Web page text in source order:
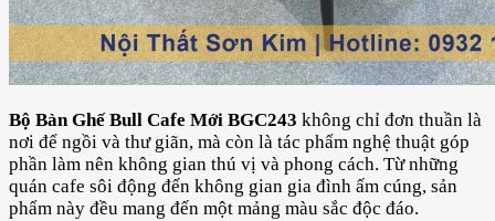
Bộ Bàn Ghế Bull Cafe Mới BGC243 không chỉ đơn thuần là
nơi để ngồi và thư giãn, mà còn là tác phẩm nghệ thuật góp
phần làm nên không gian thú vị và phong cách. Từ những
quán cafe sôi động đến không gian gia đình ấm cúng, sản
phẩm này đều mang đến một mảng màu sắc độc đáo.